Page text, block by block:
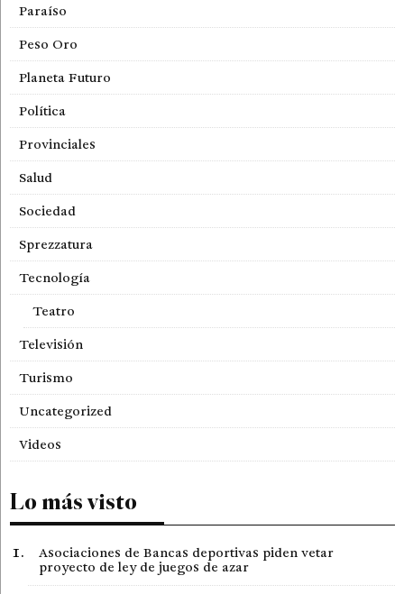
Paraíso
Peso Oro
Planeta Futuro
Política
Provinciales
Salud
Sociedad
Sprezzatura
Tecnología
Teatro
Televisión
Turismo
Uncategorized
Videos
Lo más visto
Asociaciones de Bancas deportivas piden vetar
proyecto de ley de juegos de azar